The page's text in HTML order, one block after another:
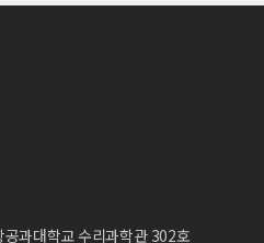
과대학교 수리과학관 302호